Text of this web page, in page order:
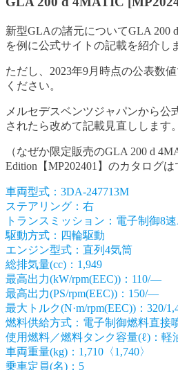
新型GLAの諸元についてGLA 200 d
を例に公式サイトの記載を紹介し
ただし、2023年9月時点の公表数
ください。
メルセデスベンツジャパンから公
されたら改めて記載見直しします。
（なぜか限定販売のGLA 200 d
Edition【MP202401】のカタログは
車両型式：3DA-247713M
ステアリング：右
トランスミッション：電子制御8
駆動方式：四輪駆動
エンジン型式：直列4気筒
総排気量(cc)：1,949
最高出力(kW/rpm(EEC))：110/―
最高出力(PS/rpm(EEC))：150/―
最大トルク(N·m/rpm(EEC))：320/
燃料供給方式：電子制御燃料直接
使用燃料／燃料タンク容量(ℓ)：軽
車両重量(kg)：1,710〈1,740〉
乗車定員(名)：5